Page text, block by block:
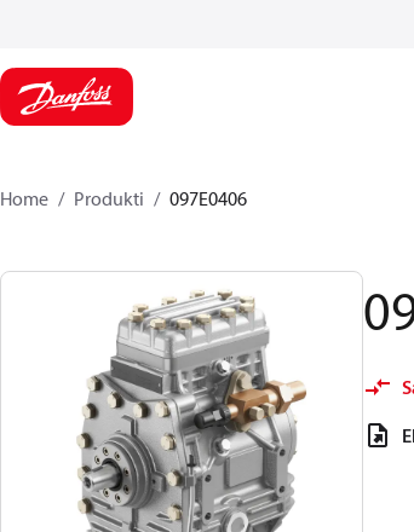
Home Produkti 097E0406